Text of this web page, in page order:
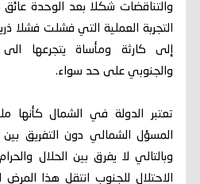
والتناقضات شكلا بعد الوحدة عائق
التجربة العملية التي فشلت فشلا
إلى كارثة ومأساة يتجرعها
والجنوبي على حد سواء.
تعتبر الدولة في الشمال كأنها
المسؤل الشمالي دون التفريق
وبالتالي لا يفرق بين الحلال
الاحتلال للجنوب انتقل هذا